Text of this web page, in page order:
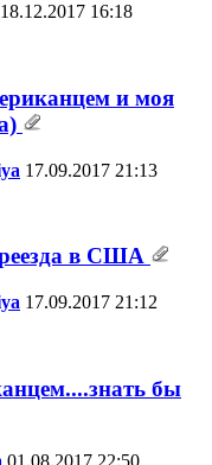
18.12.2017 16:18
и моя
17.09.2017 21:13
в США
17.09.2017 21:12
бы
01.08.2017 22:50